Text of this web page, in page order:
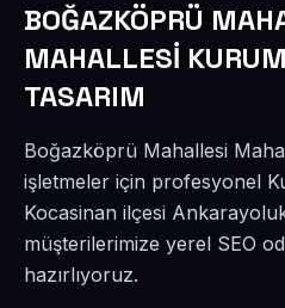
BOĞAZKÖPRÜ
MAHALLESİ
TASARIM
Boğazköprü Mahallesi
işletmeler için profesyonel
Kocasinan ilçesi
müşterilerimize yerel SEO
hazırlıyoruz.